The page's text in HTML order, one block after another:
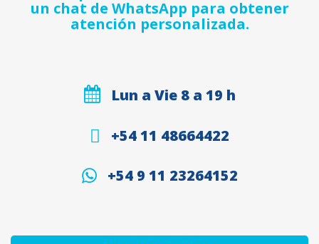
un chat de WhatsApp para obtener
atención personalizada.
Lun a Vie 8 a 19 h
+54 11 48664422
+54 9 11 23264152